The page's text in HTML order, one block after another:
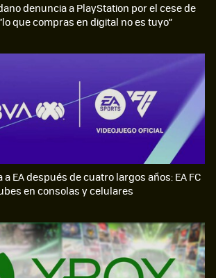
denuncia a PlayStation por el cese de
que compras en digital no es tuyo”
a EA después de cuatro largos años: EA FC
en consolas y celulares